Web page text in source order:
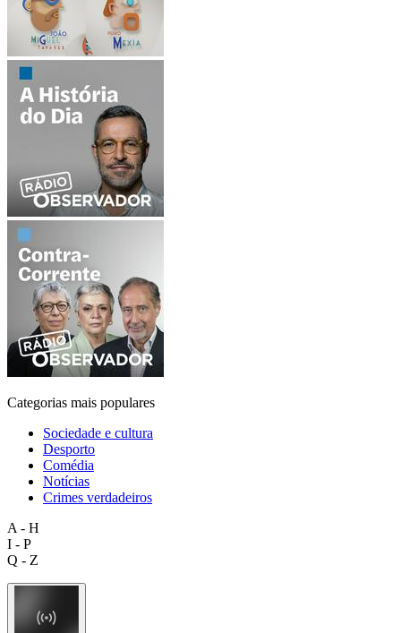
Categorias mais populares
Sociedade e cultura
Desporto
Comédia
Notícias
Crimes verdadeiros
A - H
I - P
Q - Z